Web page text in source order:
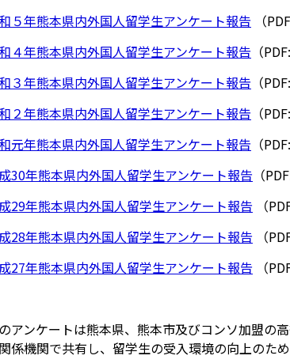
５年熊本県内外国人留学生アンケート報告 （
４年熊本県内外国人留学生アンケート報告 （
３年熊本県内外国人留学生アンケート報告 （
２年熊本県内外国人留学生アンケート報告 （
元年熊本県内外国人留学生アンケート報告 （
30年熊本県内外国人留学生アンケート報告 （
29年熊本県内外国人留学生アンケート報告 （
28年熊本県内外国人留学生アンケート報告 （
27年熊本県内外国人留学生アンケート報告 （
アンケートは熊本県、熊本市及びコンソ加盟の
係機関で共有し、留学生の受入環境の向上のため